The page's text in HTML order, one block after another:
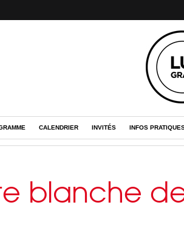
CALENDRIER INVITÉS INFOS
blanche